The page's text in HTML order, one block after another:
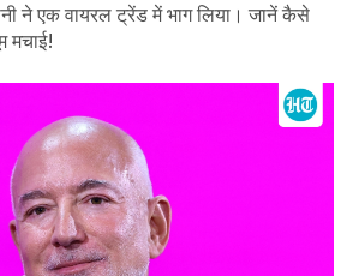
ने एक वायरल ट्रेंड में भाग लिया। जानें कैसे
मचाई!